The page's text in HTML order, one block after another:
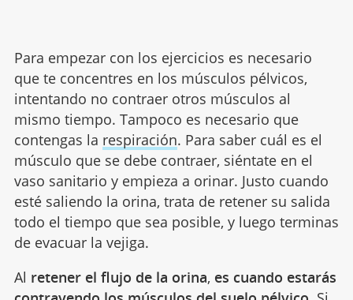
Para empezar con los ejercicios es necesario
que te concentres en los músculos pélvicos,
intentando no contraer otros músculos al
mismo tiempo. Tampoco es necesario que
contengas la respiración. Para saber cuál es el
músculo que se debe contraer, siéntate en el
vaso sanitario y empieza a orinar. Justo cuando
esté saliendo la orina, trata de retener su salida
todo el tiempo que sea posible, y luego terminas
de evacuar la vejiga.
Al retener el flujo de la orina, es cuando estarás